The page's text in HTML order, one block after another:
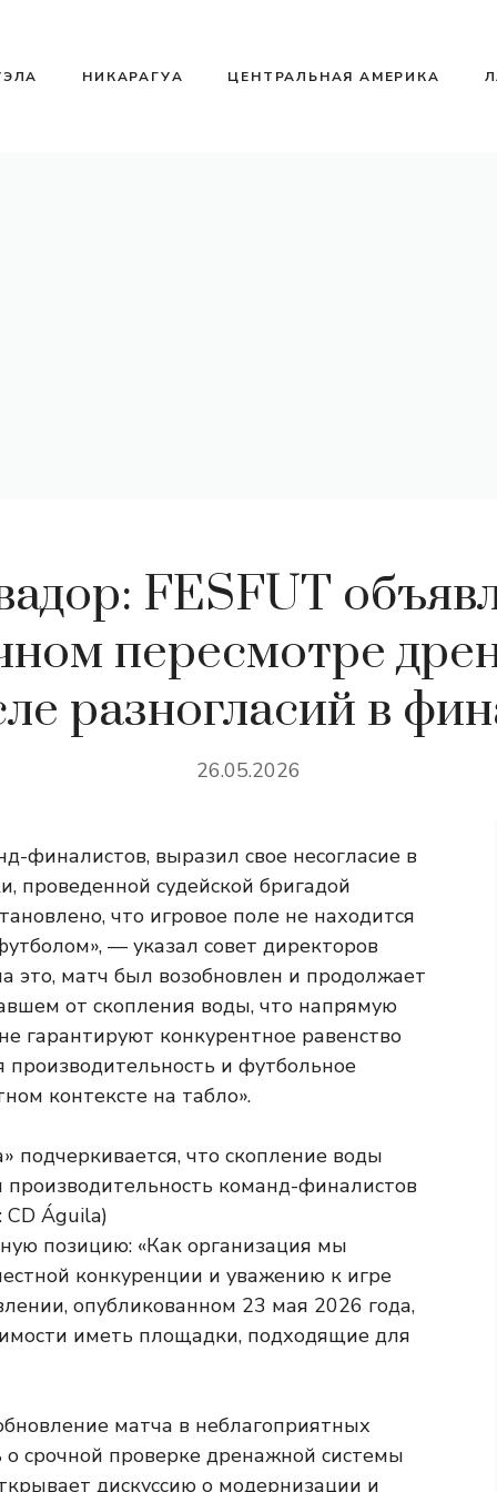
НИКАРАГУА ЦЕНТРАЛЬНАЯ АМЕРИКА
FESFUT
пересмотре
разногласий в
26.05.2026
финалистов, выразил свое несогласие в
проведенной судейской бригадой
что игровое поле не находится
— указал совет директоров
это, матч был возобновлен и продолжает
от скопления воды, что напрямую
гарантируют конкурентное равенство
и футбольное
контексте на табло».
позицию: «Как организация мы
конкуренции и уважению к игре
опубликованном 23 мая 2026 года,
иметь площадки, подходящие для
матча в неблагоприятных
срочной проверке дренажной системы
дискуссию о модернизации и